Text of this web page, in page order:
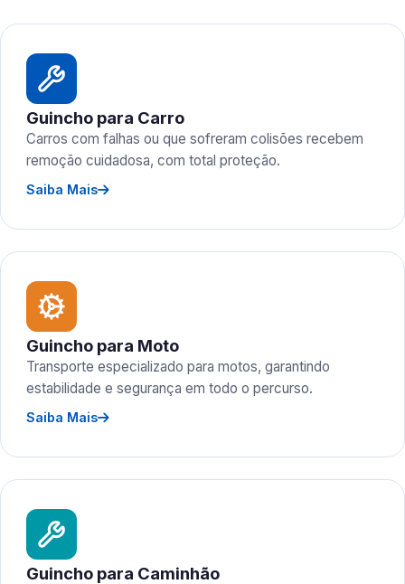
Guincho para Carro
Carros com falhas ou que sofreram colisões recebem
remoção cuidadosa, com total proteção.
Saiba Mais
Guincho para Moto
Transporte especializado para motos, garantindo
estabilidade e segurança em todo o percurso.
Saiba Mais
Guincho para Caminhão